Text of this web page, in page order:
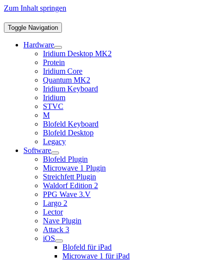
Zum Inhalt springen
Toggle Navigation
Hardware
Iridium Desktop MK2
Protein
Iridium Core
Quantum MK2
Iridium Keyboard
Iridium
STVC
M
Blofeld Keyboard
Blofeld Desktop
Legacy
Software
Blofeld Plugin
Microwave 1 Plugin
Streichfett Plugin
Waldorf Edition 2
PPG Wave 3.V
Largo 2
Lector
Nave Plugin
Attack 3
iOS
Blofeld für iPad
Microwave 1 für iPad